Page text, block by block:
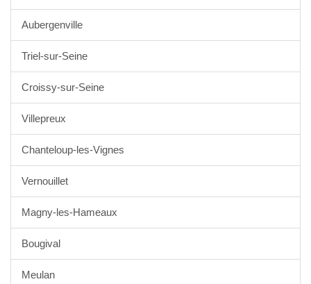
Aubergenville
Triel-sur-Seine
Croissy-sur-Seine
Villepreux
Chanteloup-les-Vignes
Vernouillet
Magny-les-Hameaux
Bougival
Meulan